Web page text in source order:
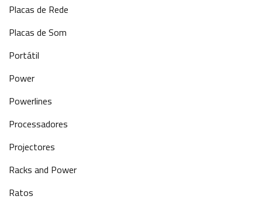
Placas de Rede
Placas de Som
Portátil
Power
Powerlines
Processadores
Projectores
Racks and Power
Ratos